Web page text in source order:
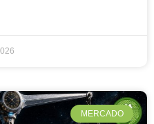
MERCADO